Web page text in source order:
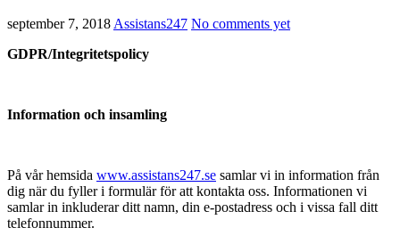
september 7, 2018 Assistans247 No comments yet
GDPR/Integritetspolicy
Information och insamling
På vår hemsida www.assistans247.se samlar vi in information från
dig när du fyller i formulär för att kontakta oss. Informationen vi
samlar in inkluderar ditt namn, din e-postadress och i vissa fall ditt
telefonnummer.